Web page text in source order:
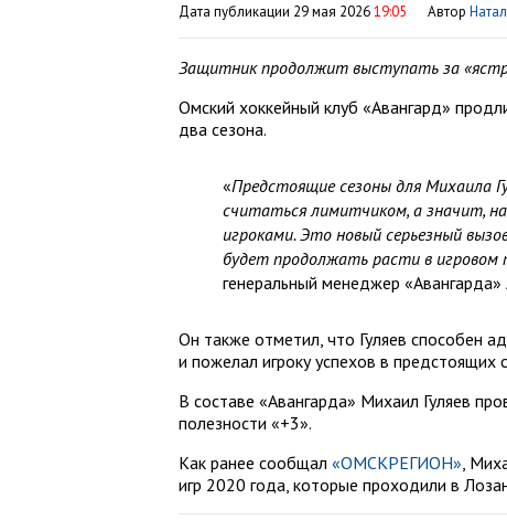
Дата публикации 29 мая 202619:05 Автор
Защитник продолжит выступать за
Омский хоккейный клуб «Авангард»
два сезона.
«Предстоящие сезоны для Михаила
считаться лимитчиком, а значит,
игроками. Это новый серьезный
будет продолжать расти в игровом
генеральный менеджер «Авангарда»
Он также отметил, что Гуляев способен
и пожелал игроку успехов в предстоящих
В составе «Авангарда» Михаил Гуляев
полезности «+3».
Как ранее сообщал «ОМСКРЕГИОН»,
игр 2020 года, которые проходили в